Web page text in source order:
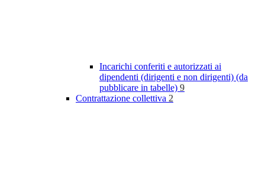
Incarichi conferiti e autorizzati ai
dipendenti (dirigenti e non dirigenti) (da
pubblicare in tabelle) 9
Contrattazione collettiva 2